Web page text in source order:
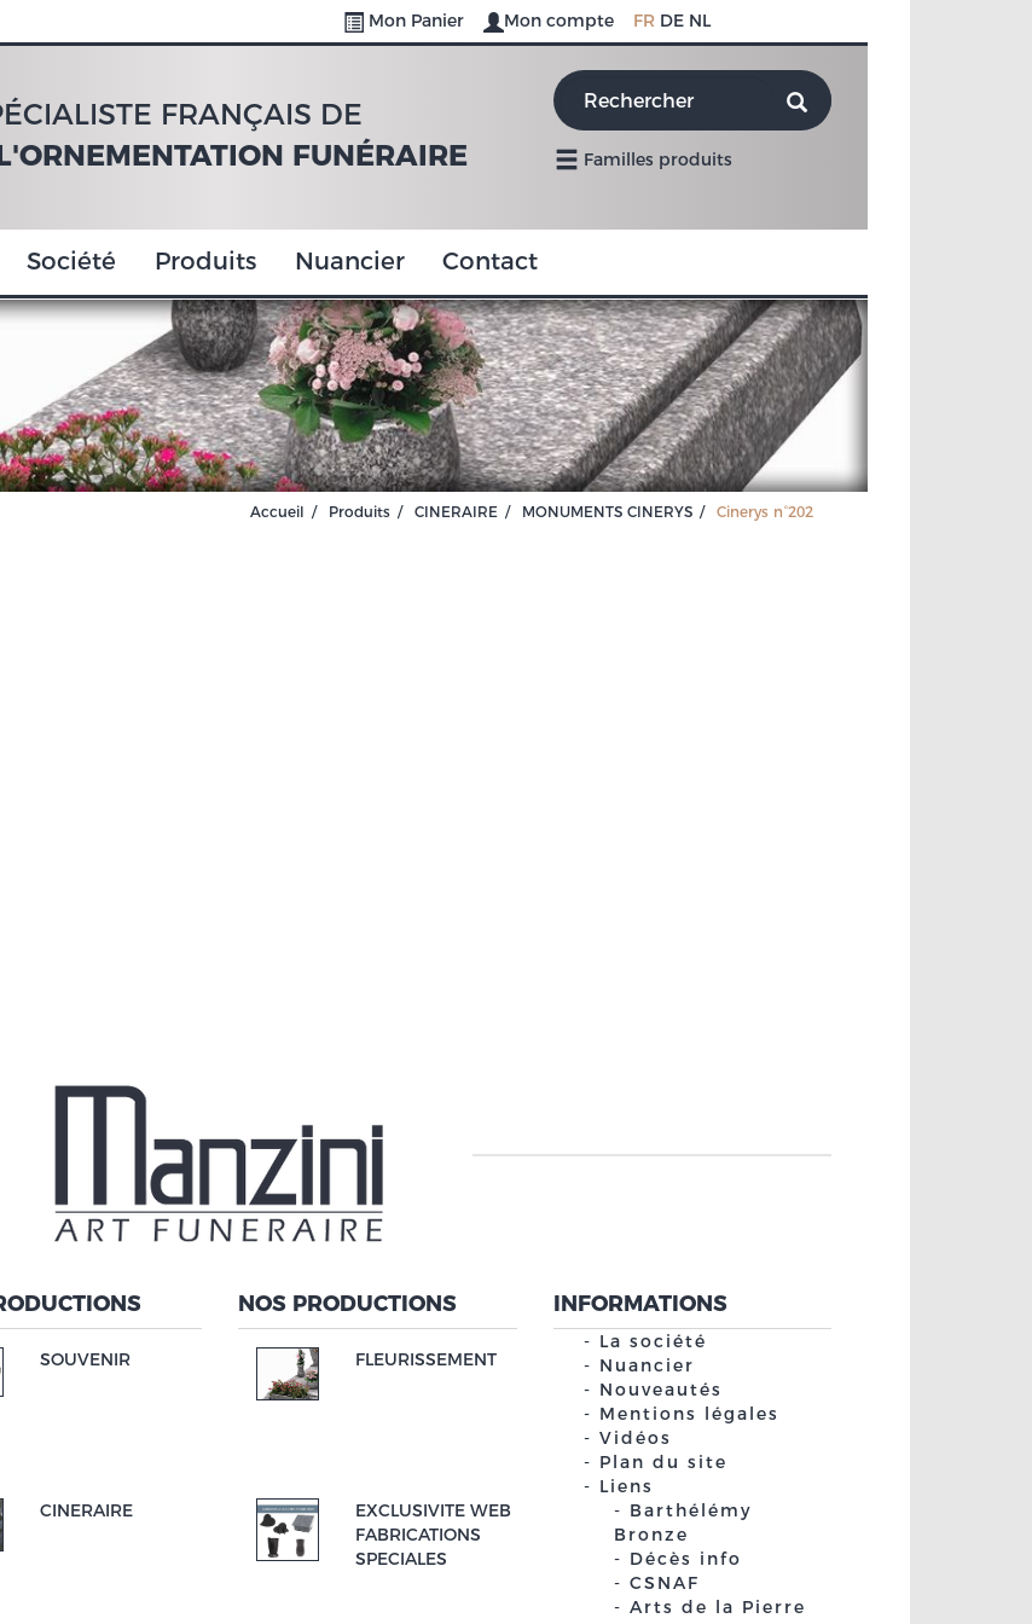
Mon Panier Mon compte FR DE NL
FRANÇAIS DE
FUNÉRAIRE
Familles produits
Société Produits Nuancier Contact
Accueil Produits CINERAIRE MONUMENTS CINERYS Cinerys n°202
SOUVENIR
CINERAIRE
NOS PRODUCTIONS
FLEURISSEMENT
EXCLUSIVITE WEB
FABRICATIONS
SPECIALES
INFORMATIONS
La société
Nuancier
Nouveautés
Mentions légales
Vidéos
Plan du site
Liens
Barthélémy
Bronze
Décès info
CSNAF
Arts de la Pierre